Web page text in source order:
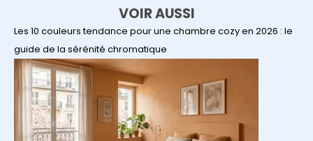
VOIR AUSSI
Les 10 couleurs tendance pour une chambre cozy en 2026 : le
guide de la sérénité chromatique